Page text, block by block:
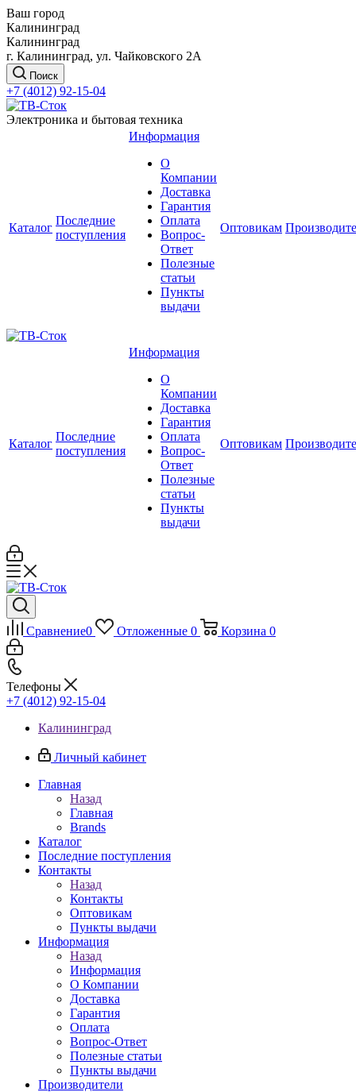
Ваш город
Калининград
Калининград
г. Калининград, ул. Чайковского 2А
Поиск
+7 (4012) 92-15-04
Электроника и бытовая техника
Каталог
Последние
поступления
Информация
О
Компании
Доставка
Гарантия
Оплата
Вопрос-
Ответ
Полезные
статьи
Пункты
выдачи
Оптовикам
Каталог
Последние
поступления
Информация
О
Компании
Доставка
Гарантия
Оплата
Вопрос-
Ответ
Полезные
статьи
Пункты
выдачи
Оптовикам
Сравнение0 Отложенные 0 Корзина 0
Телефоны
+7 (4012) 92-15-04
Калининград
Личный кабинет
Главная
Назад
Главная
Brands
Каталог
Последние поступления
Контакты
Назад
Контакты
Оптовикам
Пункты выдачи
Информация
Назад
Информация
О Компании
Доставка
Гарантия
Оплата
Вопрос-Ответ
Полезные статьи
Пункты выдачи
Производители